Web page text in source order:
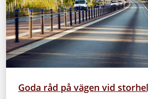
Goda råd på vägen vid